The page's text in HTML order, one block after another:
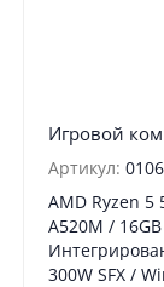
Игровой
Артикул:
AMD Ryzen 5
A520M /
300W SFX /